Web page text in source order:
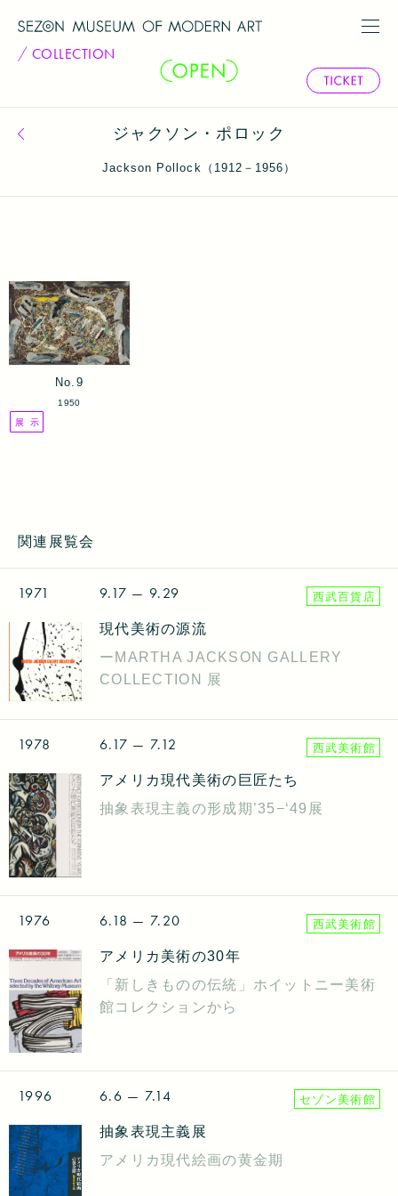
COLLECTION
コレクション一覧へ戻るジャクソン・ポロック
Jackson Pollock（1912－1956）
展 示
No.9
1950
関連展覧会
1971 9.17 — 9.29 西武百貨店
現代美術の源流
ーMARTHA JACKSON GALLERY
COLLECTION 展
1978 6.17 — 7.12 西武美術館
アメリカ現代美術の巨匠たち
抽象表現主義の形成期’35−‘49展
1976 6.18 — 7.20 西武美術館
アメリカ美術の30年
「新しきものの伝統」ホイットニー美術
館コレクションから
1996 6.6 — 7.14 セゾン美術館
抽象表現主義展
アメリカ現代絵画の黄金期